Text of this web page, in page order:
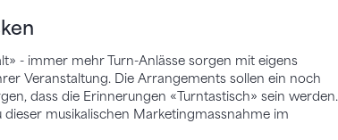
- immer mehr Turn-Anlässe sorgen mit eigens
Veranstaltung. Die Arrangements sollen ein noch
dass die Erinnerungen «Turntastisch» sein werden.
musikalischen Marketingmassnahme im